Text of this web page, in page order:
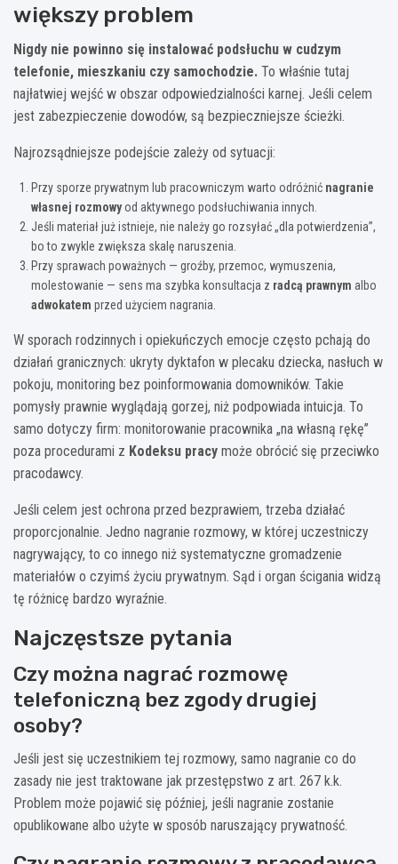
większy problem
Nigdy nie powinno się instalować podsłuchu w cudzym
telefonie, mieszkaniu czy samochodzie. To właśnie tutaj
najłatwiej wejść w obszar odpowiedzialności karnej. Jeśli celem
jest zabezpieczenie dowodów, są bezpieczniejsze ścieżki.
Najrozsądniejsze podejście zależy od sytuacji:
Przy sporze prywatnym lub pracowniczym warto odróżnić nagranie
własnej rozmowyod aktywnego podsłuchiwania innych.
Jeśli materiał już istnieje, nie należy go rozsyłać „dla potwierdzenia”,
bo to zwykle zwiększa skalę naruszenia.
Przy sprawach poważnych — groźby, przemoc, wymuszenia,
molestowanie — sens ma szybka konsultacja z radcą prawnym albo
adwokatem przed użyciem nagrania.
W sporach rodzinnych i opiekuńczych emocje często pchają do
działań granicznych: ukryty dyktafon w plecaku dziecka, nasłuch w
pokoju, monitoring bez poinformowania domowników. Takie
pomysły prawnie wyglądają gorzej, niż podpowiada intuicja. To
samo dotyczy firm: monitorowanie pracownika „na własną rękę”
poza procedurami z Kodeksu pracy może obrócić się przeciwko
pracodawcy.
Jeśli celem jest ochrona przed bezprawiem, trzeba działać
proporcjonalnie. Jedno nagranie rozmowy, w której uczestniczy
nagrywający, to co innego niż systematyczne gromadzenie
materiałów o czyimś życiu prywatnym. Sąd i organ ścigania widzą
tę różnicę bardzo wyraźnie.
Najczęstsze pytania
Czy można nagrać rozmowę
telefoniczną bez zgody drugiej
osoby?
Jeśli jest się uczestnikiem tej rozmowy, samo nagranie co do
zasady nie jest traktowane jak przestępstwo z art. 267 k.k.
Problem może pojawić się później, jeśli nagranie zostanie
opublikowane albo użyte w sposób naruszający prywatność.